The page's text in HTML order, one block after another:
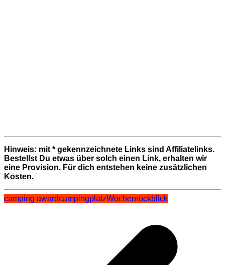
Hinweis: mit * gekennzeichnete Links sind Affiliatelinks.
Bestellst Du etwas über solch einen Link, erhalten wir
eine Provision. Für dich entstehen keine zusätzlichen
Kosten.
camping awardcampingplatzWochenrückblick